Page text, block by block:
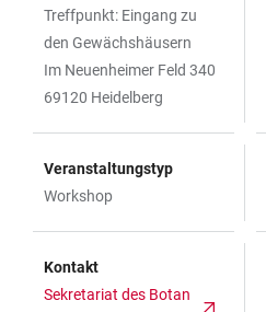
Treffpunkt: Eingang zu
den Gewächshäusern
Im Neuenheimer Feld 340
69120 Heidelberg
Veranstaltungstyp
Workshop
Kontakt
Sekretariat des Botan